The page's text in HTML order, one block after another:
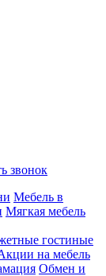
звонок
Мебель в
Мягкая мебель
гостиные
на мебель
Обмен и